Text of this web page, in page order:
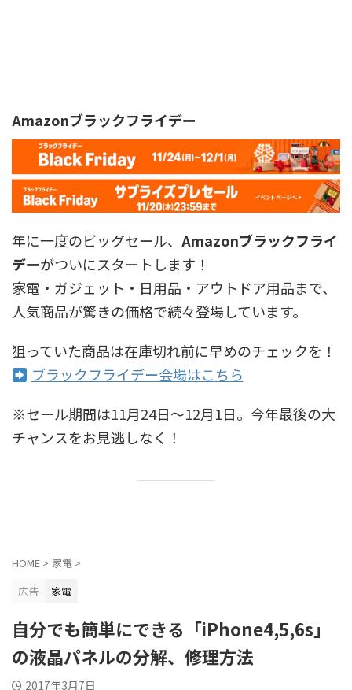
Amazonブラックフライデー
年に一度のビッグセール、 Amazonブラックフライ
デーがついにスタートします！
家電・ガジェット・日用品・アウトドア用品まで、
人気商品が驚きの価格で続々登場しています。
狙っていた商品は在庫切れ前に早めのチェックを！
ブラックフライデー会場はこちら
※セール期間は11月24日〜12月1日。今年最後の大
チャンスをお見逃しなく！
HOME > 家電 >
広告
家電
自分でも簡単にできる「iPhone4,5,6s」
の液晶パネルの分解、修理方法
2017年3月7日